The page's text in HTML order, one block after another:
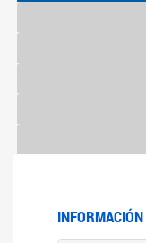
INFORMACIÓN